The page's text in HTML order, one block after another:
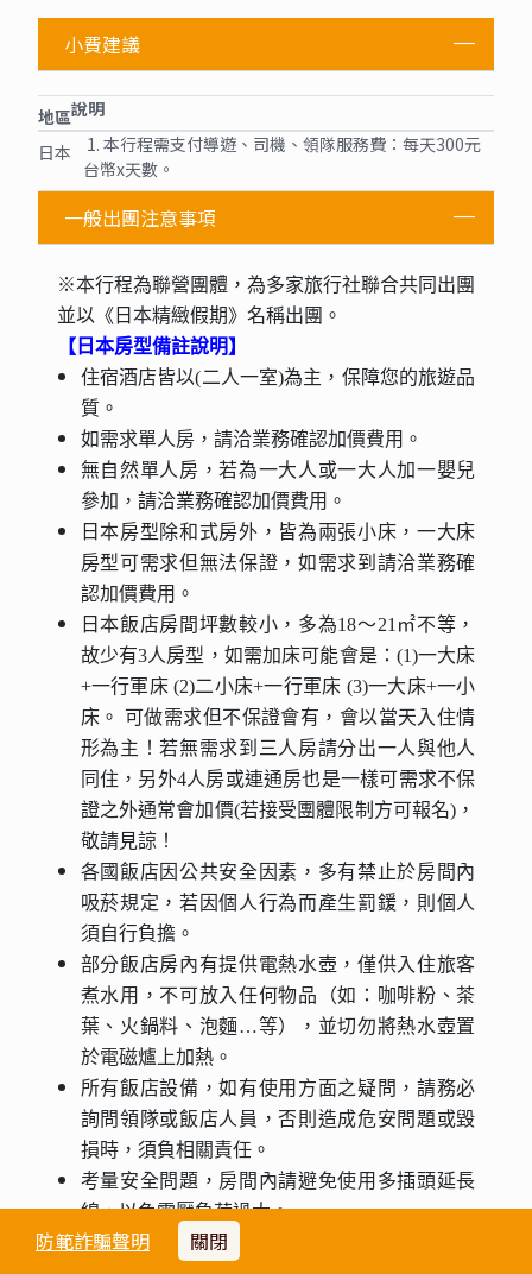
防範詐騙聲明 關閉
小費建議
地區說明
日本
1. 本行程需支付導遊、司機、領隊服務費：每天300元
台幣x天數。
一般出團注意事項
※本行程為聯營團體，為多家旅行社聯合共同出團
並以《日本精緻假期》名稱出團。
【日本房型備註說明】
住宿酒店皆以(二人一室)為主，保障您的旅遊品
質。
如需求單人房，請洽業務確認加價費用。
無自然單人房，若為一大人或一大人加一嬰兒
參加，請洽業務確認加價費用。
日本房型除和式房外，皆為兩張小床，一大床
房型可需求但無法保證，如需求到請洽業務確
認加價費用。
日本飯店房間坪數較小，多為18～21㎡不等，
故少有3人房型，如需加床可能會是：(1)一大床
+一行軍床 (2)二小床+一行軍床 (3)一大床+一小
床。 可做需求但不保證會有，會以當天入住情
形為主！若無需求到三人房請分出一人與他人
同住，另外4人房或連通房也是一樣可需求不保
證之外通常會加價(若接受團體限制方可報名)，
敬請見諒！
各國飯店因公共安全因素，多有禁止於房間內
吸菸規定，若因個人行為而產生罰鍰，則個人
須自行負擔。
部分飯店房內有提供電熱水壺，僅供入住旅客
煮水用，不可放入任何物品（如：咖啡粉、茶
葉、火鍋料、泡麵…等），並切勿將熱水壺置
於電磁爐上加熱。
所有飯店設備，如有使用方面之疑問，請務必
詢問領隊或飯店人員，否則造成危安問題或毀
損時，須負相關責任。
考量安全問題，房間內請避免使用多插頭延長
線，以免電壓負荷過大。
游泳池未開放時請勿擅自入池游泳，並切記勿